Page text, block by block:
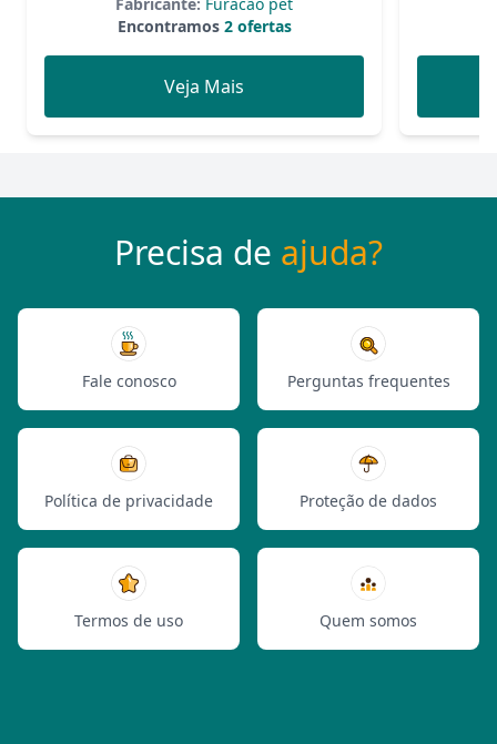
Encontramos2 ofertas
Veja Mais
Precisa de ajuda?
Fale conosco Perguntas frequentes
Política de privacidade Proteção de dados
Termos de uso Quem somos